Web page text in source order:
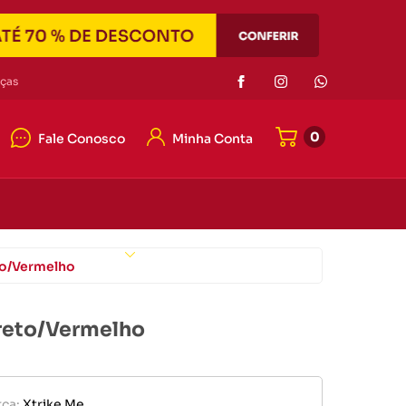
Fale Conosco
7121
Minha Conta 0
de pilha
Eletrônicos
de pilha
portátil
Vermelho
Vermelho